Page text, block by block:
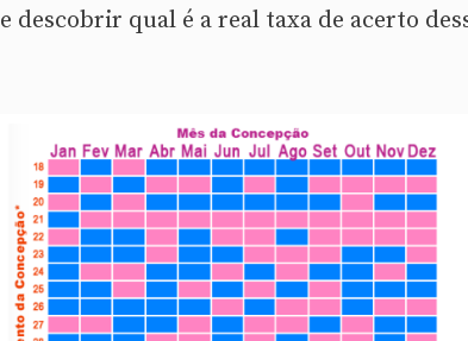
e descobrir qual é a real taxa de acerto